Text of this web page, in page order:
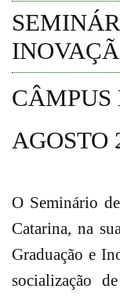
CÂMPUS
AGOSTO
O Seminário
Catarina, na
Graduação e
socialização